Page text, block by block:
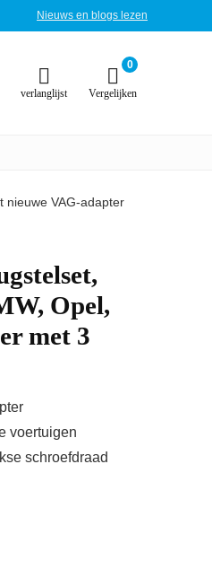
Nieuws en blogs lezen
verlanglijst
0
Vergelijken
nieuwe VAG-adapter
Opel,
met 3
voertuigen
schroefdraad